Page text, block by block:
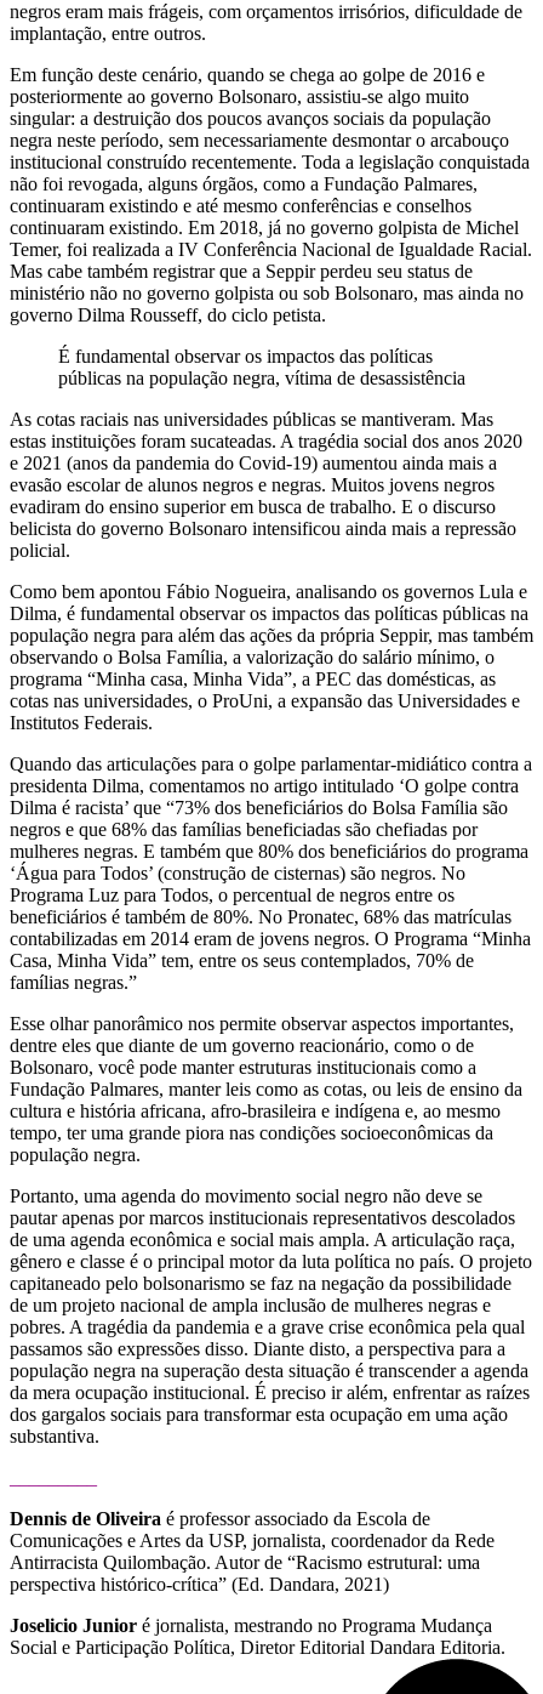
negros eram mais frágeis, com orçamentos irrisórios, dificuldade de
implantação, entre outros.
Em função deste cenário, quando se chega ao golpe de 2016 e
posteriormente ao governo Bolsonaro, assistiu-se algo muito
singular: a destruição dos poucos avanços sociais da população
negra neste período, sem necessariamente desmontar o arcabouço
institucional construído recentemente. Toda a legislação conquistada
não foi revogada, alguns órgãos, como a Fundação Palmares,
continuaram existindo e até mesmo conferências e conselhos
continuaram existindo. Em 2018, já no governo golpista de Michel
Temer, foi realizada a IV Conferência Nacional de Igualdade Racial.
Mas cabe também registrar que a Seppir perdeu seu status de
ministério não no governo golpista ou sob Bolsonaro, mas ainda no
governo Dilma Rousseff, do ciclo petista.
É fundamental observar os impactos das políticas
públicas na população negra, vítima de desassistência
As cotas raciais nas universidades públicas se mantiveram. Mas
estas instituições foram sucateadas. A tragédia social dos anos 2020
e 2021 (anos da pandemia do Covid-19) aumentou ainda mais a
evasão escolar de alunos negros e negras. Muitos jovens negros
evadiram do ensino superior em busca de trabalho. E o discurso
belicista do governo Bolsonaro intensificou ainda mais a repressão
policial.
Como bem apontou Fábio Nogueira, analisando os governos Lula e
Dilma, é fundamental observar os impactos das políticas públicas na
população negra para além das ações da própria Seppir, mas também
observando o Bolsa Família, a valorização do salário mínimo, o
programa “Minha casa, Minha Vida”, a PEC das domésticas, as
cotas nas universidades, o ProUni, a expansão das Universidades e
Institutos Federais.
Quando das articulações para o golpe parlamentar-midiático contra a
presidenta Dilma, comentamos no artigo intitulado ‘O golpe contra
Dilma é racista’ que “73% dos beneficiários do Bolsa Família são
negros e que 68% das famílias beneficiadas são chefiadas por
mulheres negras. E também que 80% dos beneficiários do programa
‘Água para Todos’ (construção de cisternas) são negros. No
Programa Luz para Todos, o percentual de negros entre os
beneficiários é também de 80%. No Pronatec, 68% das matrículas
contabilizadas em 2014 eram de jovens negros. O Programa “Minha
Casa, Minha Vida” tem, entre os seus contemplados, 70% de
famílias negras.”
Esse olhar panorâmico nos permite observar aspectos importantes,
dentre eles que diante de um governo reacionário, como o de
Bolsonaro, você pode manter estruturas institucionais como a
Fundação Palmares, manter leis como as cotas, ou leis de ensino da
cultura e história africana, afro-brasileira e indígena e, ao mesmo
tempo, ter uma grande piora nas condições socioeconômicas da
população negra.
Portanto, uma agenda do movimento social negro não deve se
pautar apenas por marcos institucionais representativos descolados
de uma agenda econômica e social mais ampla. A articulação raça,
gênero e classe é o principal motor da luta política no país. O projeto
capitaneado pelo bolsonarismo se faz na negação da possibilidade
de um projeto nacional de ampla inclusão de mulheres negras e
pobres. A tragédia da pandemia e a grave crise econômica pela qual
passamos são expressões disso. Diante disto, a perspectiva para a
população negra na superação desta situação é transcender a agenda
da mera ocupação institucional. É preciso ir além, enfrentar as raízes
dos gargalos sociais para transformar esta ocupação em uma ação
substantiva.
Dennis de Oliveira é professor associado da Escola de
Comunicações e Artes da USP, jornalista, coordenador da Rede
Antirracista Quilombação. Autor de “Racismo estrutural: uma
perspectiva histórico-crítica” (Ed. Dandara, 2021)
Joselicio Junior é jornalista, mestrando no Programa Mudança
Social e Participação Política, Diretor Editorial Dandara Editoria.